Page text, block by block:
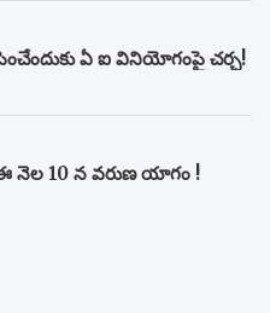
ఏ ఐ వినియోగంపై చర్చ!
నెల 10 న వరుణ యాగం !